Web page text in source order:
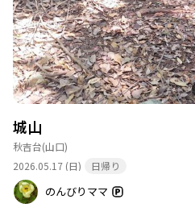
城山
秋吉台(山口)
2026.05.17 (日)
日帰り
のんびりママ